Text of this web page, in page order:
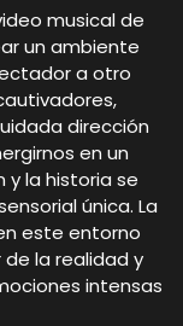
musical de
un ambiente
a otro
dirección
en un
y la historia se
única. La
este entorno
la realidad y
intensas